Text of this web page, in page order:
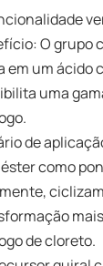
O grupo
em um ácido
uma
de
como
de cloreto.